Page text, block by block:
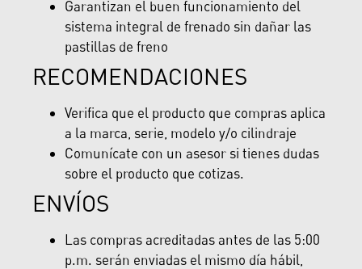
Garantizan el buen funcionamiento del
sistema integral de frenado sin dañar las
pastillas de freno
RECOMENDACIONES
Verifica que el producto que compras aplica
a la marca, serie, modelo y/o cilindraje
Comunícate con un asesor si tienes dudas
sobre el producto que cotizas.
ENVÍOS
Las compras acreditadas antes de las 5:00
p.m. serán enviadas el mismo día hábil,